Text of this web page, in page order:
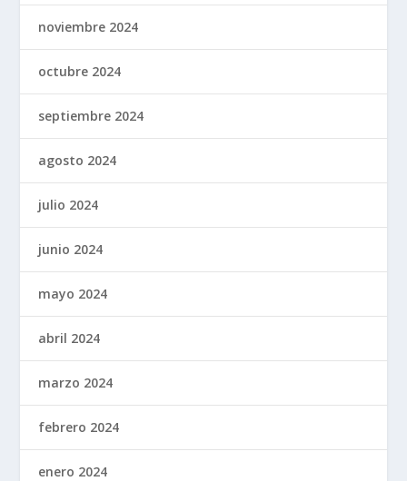
noviembre 2024
octubre 2024
septiembre 2024
agosto 2024
julio 2024
junio 2024
mayo 2024
abril 2024
marzo 2024
febrero 2024
enero 2024